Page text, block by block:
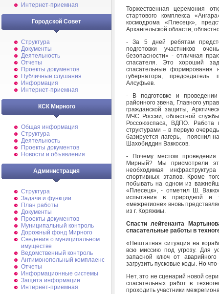
Интернет-приемная
Городской Совет
Структура
Документы
Деятельность
Отчеты
Проекты документов
Публичные слушания
Информация
Интернет-приемная
КСК Мирного
Общая информация
Структура
Деятельность
Проекты документов
Новости и объявления
Администрация
Структура
Задачи и функции
План работы
Документы
Проекты документов
Муниципальный контроль
Дорожный фонд Мирного
Cведения о муниципальном
имуществе
Ведомственный контроль
Антимонопольный комплаенс
Отчеты
Информационные системы
Защита информации
Интернет-приемная
Торжественная церемония
стартового комплекса
космодрома «Плесецк»,
Архангельской области,
- За 5 дней ребятам
подготовки участников
безопасности» - отличная
спасателя. Это хороший
спасательные формирования
губернатора, председатель
Алсуфьев.
- В подготовке и
районного звена, Главного
гражданской защиты,
МЧС России, областной службы
Россоюзспаса, ВДПО. Работа
структурами – в первую
базируется лагерь, - пояснил
Шахобиддин Ваккосов.
- Почему местом проведения
Мирный? Мы присмотрели
необходимая
спортивных этапов. Кроме
побывать на одном из
«Плесецк», - отметил Ш.
испытания в природной и
«межрегионе» вновь
из г. Коряжмы.
Спасти лейтенанта
спасательные работы в
«Нештатная ситуация на
всю миссию под угрозу. Для
запасной ключ от
загрузить пусковые коды. Но
Нет, это не сценарий новой
спасательных работ в
проходить участники